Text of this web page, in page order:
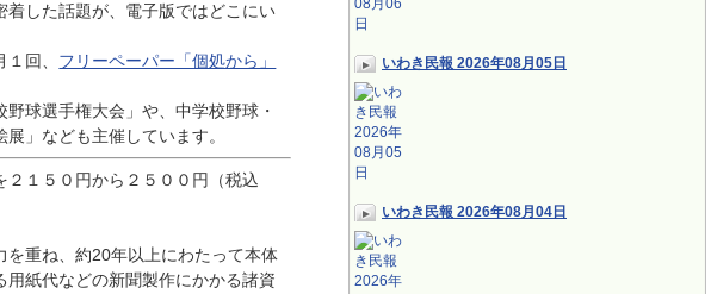
いわき民報 2026年08月05日
いわき民報 2026年08月04日
した話題が、電子版ではどこにい
回、 フリーペーパー「個処から」
球選手権大会」や、中学校野球・
」なども主催しています。
１５０円から２５００円（税込
重ね、約20年以上にわたって本体
紙代などの新聞製作にかかる諸資